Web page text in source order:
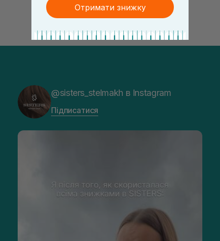
@sisters_stelmakh в Instagram
Підписатися
Отримати знижку